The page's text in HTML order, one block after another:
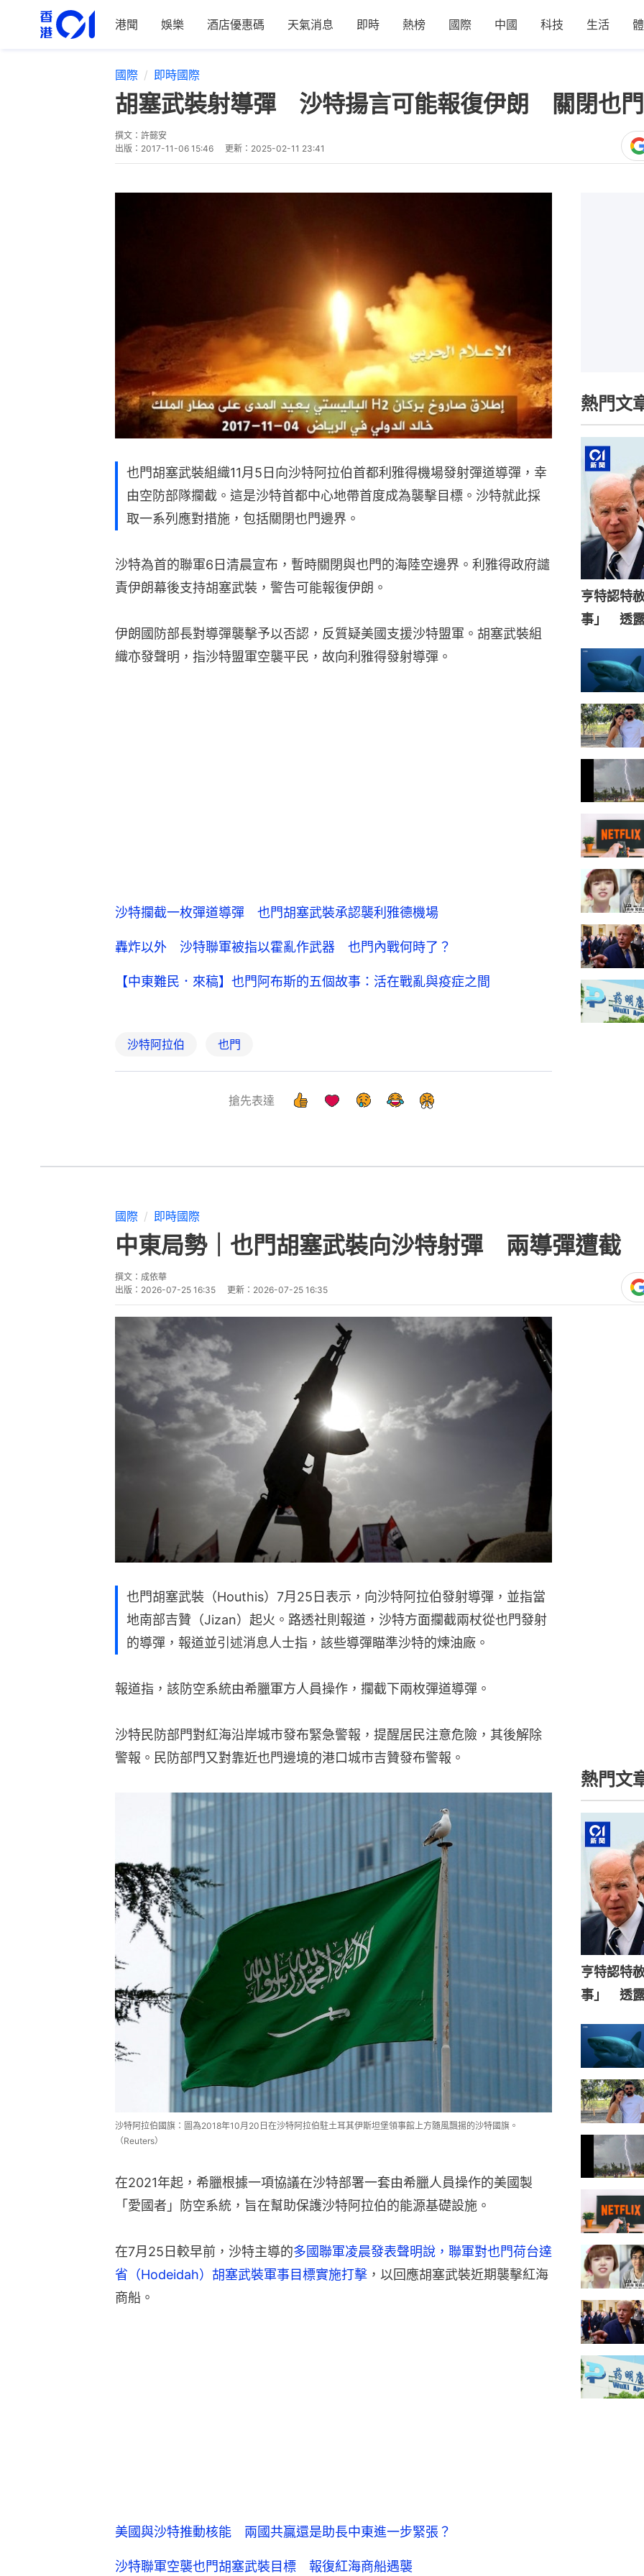
港聞 娛樂 酒店優惠碼 天氣消息 即時 熱榜 國際 中國 科技 生活
國際 即時國際
胡塞武裝射導彈 沙特揚言可能報復伊朗 關閉也
撰文： 許懿安
出版： 2017-11-06 15:46 更新： 2025-02-11 23:41
也門胡塞武裝組織11月5日向沙特阿拉伯首都利雅得機場發射彈道導彈，幸
由空防部隊攔截。這是沙特首都中心地帶首度成為襲擊目標。沙特就此採
取一系列應對措施，包括關閉也門邊界。
沙特為首的聯軍6日清晨宣布，暫時關閉與也門的海陸空邊界。利雅得政府譴
責伊朗幕後支持胡塞武裝，警告可能報復伊朗。
伊朗國防部長對導彈襲擊予以否認，反質疑美國支援沙特盟軍。胡塞武裝組
織亦發聲明，指沙特盟軍空襲平民，故向利雅得發射導彈。
沙特攔截一枚彈道導彈 也門胡塞武裝承認襲利雅德機場
轟炸以外 沙特聯軍被指以霍亂作武器 也門內戰何時了？
【中東難民．來稿】也門阿布斯的五個故事：活在戰亂與疫症之間
沙特阿拉伯 也門
搶先表達
熱門文
亨特認特
事」 透露
國際 即時國際
中東局勢｜也門胡塞武裝向沙特射彈 兩導彈遭截
撰文： 成依華
出版： 2026-07-25 16:35 更新： 2026-07-25 16:35
也門胡塞武裝（Houthis）7月25日表示，向沙特阿拉伯發射導彈，並指當
地南部吉贊（Jizan）起火。路透社則報道，沙特方面攔截兩杖從也門發射
的導彈，報道並引述消息人士指，該些導彈瞄準沙特的煉油廠。
報道指，該防空系統由希臘軍方人員操作，攔截下兩枚彈道導彈。
沙特民防部門對紅海沿岸城市發布緊急警報，提醒居民注意危險，其後解除
警報。民防部門又對靠近也門邊境的港口城市吉贊發布警報。
沙特阿拉伯國旗：圖為2018年10月20日在沙特阿拉伯駐土耳其伊斯坦堡領事館上方隨風飄揚的沙特國旗。
（Reuters）
在2021年起，希臘根據一項協議在沙特部署一套由希臘人員操作的美國製
「愛國者」防空系統，旨在幫助保護沙特阿拉伯的能源基礎設施。
在7月25日較早前，沙特主導的多國聯軍凌晨發表聲明說，聯軍對也門荷台達
省（Hodeidah）胡塞武裝軍事目標實施打擊 ，以回應胡塞武裝近期襲擊紅海
商船。
美國與沙特推動核能 兩國共贏還是助長中東進一步緊張？
沙特聯軍空襲也門胡塞武裝目標 報復紅海商船遇襲
熱門文
亨特認特
事」 透露